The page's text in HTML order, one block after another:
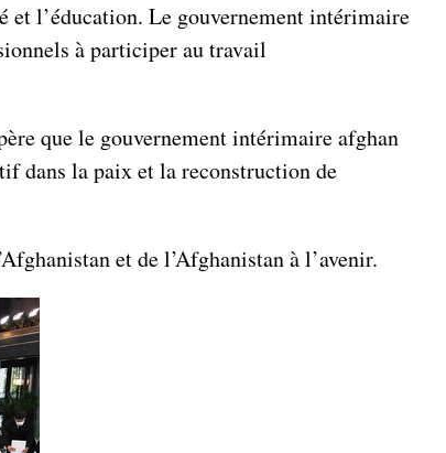
et l’éducation. Le gouvernement intérimaire
à participer au travail
que le gouvernement intérimaire afghan
dans la paix et la reconstruction de
et de l’Afghanistan à l’avenir.